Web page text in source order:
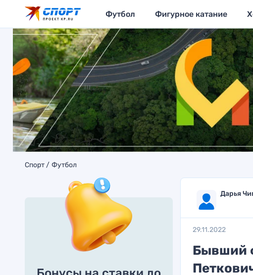
Футбол Фигурное катание
Спорт Футбол
Дарья
29.11.2022
Бывший